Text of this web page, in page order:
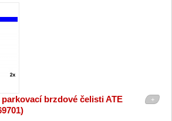
+
brzdové čelisti ATE